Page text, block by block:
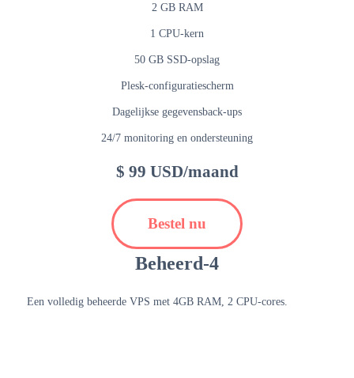
2 GB RAM
1 CPU-kern
50 GB SSD-opslag
Plesk-configuratiescherm
Dagelijkse gegevensback-ups
24/7 monitoring en ondersteuning
$ 99 USD/maand
Bestel nu
Beheerd-4
Een volledig beheerde VPS met 4GB RAM, 2 CPU-cores.